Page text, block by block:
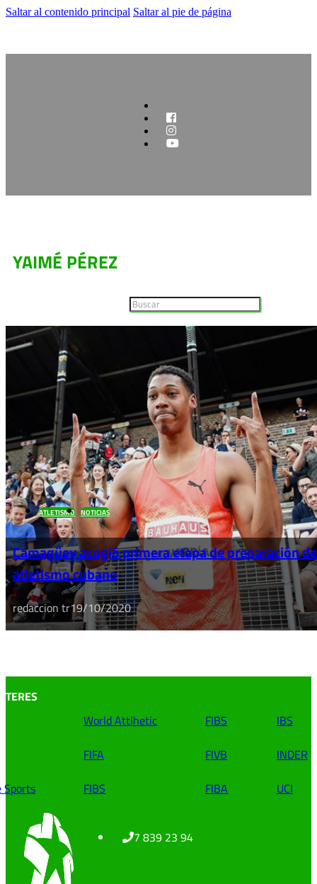
Saltar al contenido principal Saltar al pie de página
YAIMÉ PÉREZ
ATLETISMO NOTICIAS
Camagüey acogió primera etapa de preparación
atletismo cubano
redaccion tr19/10/2020
7 839 23 94
Sports
World Attlhetic
FIFA
FIBS
FIBS
FIVB
FIBA
IBS
INDER
UCI